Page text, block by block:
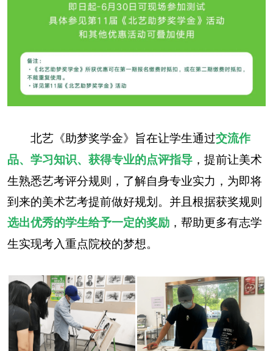
北艺《助梦奖学金》旨在让学生通过交流作
品、学习知识、获得专业的点评指导，提前让美术
生熟悉艺考评分规则，了解自身专业实力，为即将
到来的美术艺考提前做好规划。并且根据获奖规则
选出优秀的学生给予一定的奖励，帮助更多有志学
生实现考入重点院校的梦想。